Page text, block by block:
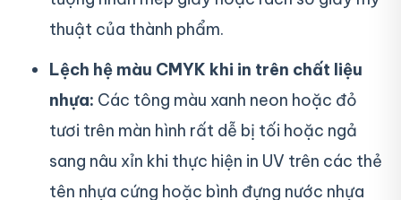
thuật của thành phẩm.
Lệch hệ màu CMYK khi in trên chất liệu
nhựa: Các tông màu xanh neon hoặc đỏ
tươi trên màn hình rất dễ bị tối hoặc ngả
sang nâu xỉn khi thực hiện in UV trên các thẻ
tên nhựa cứng hoặc bình đựng nước nhựa